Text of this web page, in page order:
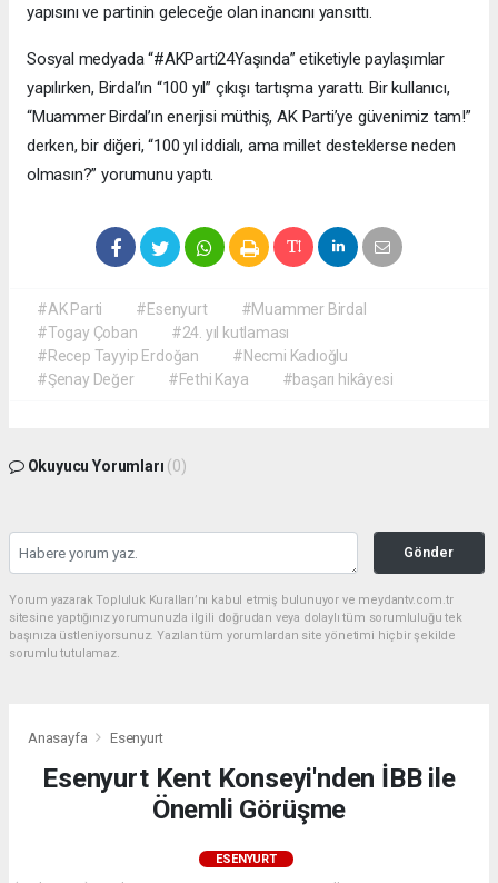
yapısını ve partinin geleceğe olan inancını yansıttı.
Sosyal medyada “#AKParti24Yaşında” etiketiyle paylaşımlar
yapılırken, Birdal’ın “100 yıl” çıkışı tartışma yarattı. Bir kullanıcı,
“Muammer Birdal’ın enerjisi müthiş, AK Parti’ye güvenimiz tam!”
derken, bir diğeri, “100 yıl iddialı, ama millet desteklerse neden
olmasın?” yorumunu yaptı.
#AK Parti #Esenyurt
#Muammer Birdal
#Togay Çoban
#24. yıl kutlaması
#Recep Tayyip Erdoğan
#Necmi Kadıoğlu
#Şenay Değer
#Fethi Kaya #başarı hikâyesi
Okuyucu Yorumları (0)
Gönder
Yorum yazarak Topluluk Kuralları’nı kabul etmiş bulunuyor ve meydantv.com.tr
sitesine yaptığınız yorumunuzla ilgili doğrudan veya dolaylı tüm sorumluluğu tek
başınıza üstleniyorsunuz. Yazılan tüm yorumlardan site yönetimi hiçbir şekilde
sorumlu tutulamaz.
Anasayfa Esenyurt
Esenyurt Kent Konseyi'nden İBB ile
Önemli Görüşme
ESENYURT